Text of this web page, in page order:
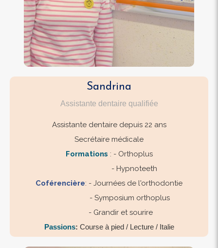
Sandrina
Assistante dentaire qualifiée
Assistante dentaire depuis 22 ans
Secrétaire médicale
Formations : - Orthoplus
- Hypnoteeth
Coférencière: - Journées de l'orthodontie
- Symposium orthoplus
- Grandir et sourire
​​​​​​​Passions: Course à pied / Lecture / Italie